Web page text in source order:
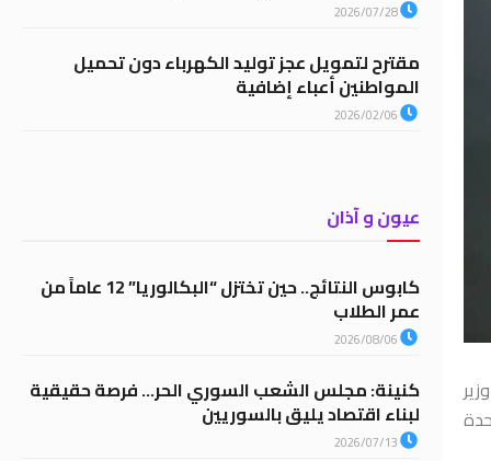
2026/07/28
مقترح لتمويل عجز توليد الكهرباء دون تحميل
المواطنين أعباء إضافية
2026/02/06
عيون و آذان
كابوس النتائج.. حين تختزل “البكالوريا” 12 عاماً من
عمر الطلاب
2026/08/06
كنينة: مجلس الشعب السوري الحر… فرصة حقيقية
لبناء اقتصاد يليق بالسوريين
2026/07/13